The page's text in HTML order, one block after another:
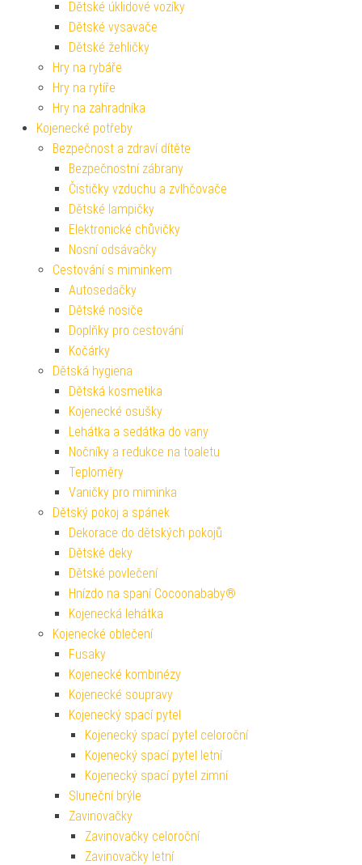
Dětské úklidové vozíky
Dětské vysavače
Dětské žehličky
Hry na rybáře
Hry na rytíře
Hry na zahradníka
Kojenecké potřeby
Bezpečnost a zdraví dítěte
Bezpečnostní zábrany
Čističky vzduchu a zvlhčovače
Dětské lampičky
Elektronické chůvičky
Nosní odsávačky
Cestování s miminkem
Autosedačky
Dětské nosiče
Doplňky pro cestování
Kočárky
Dětská hygiena
Dětská kosmetika
Kojenecké osušky
Lehátka a sedátka do vany
Nočníky a redukce na toaletu
Teploměry
Vaničky pro miminka
Dětský pokoj a spánek
Dekorace do dětských pokojů
Dětské deky
Dětské povlečení
Hnízdo na spaní Cocoonababy®
Kojenecká lehátka
Kojenecké oblečení
Fusaky
Kojenecké kombinézy
Kojenecké soupravy
Kojenecký spací pytel
Kojenecký spací pytel celoroční
Kojenecký spací pytel letní
Kojenecký spací pytel zimní
Sluneční brýle
Zavinovačky
Zavinovačky celoroční
Zavinovačky letní